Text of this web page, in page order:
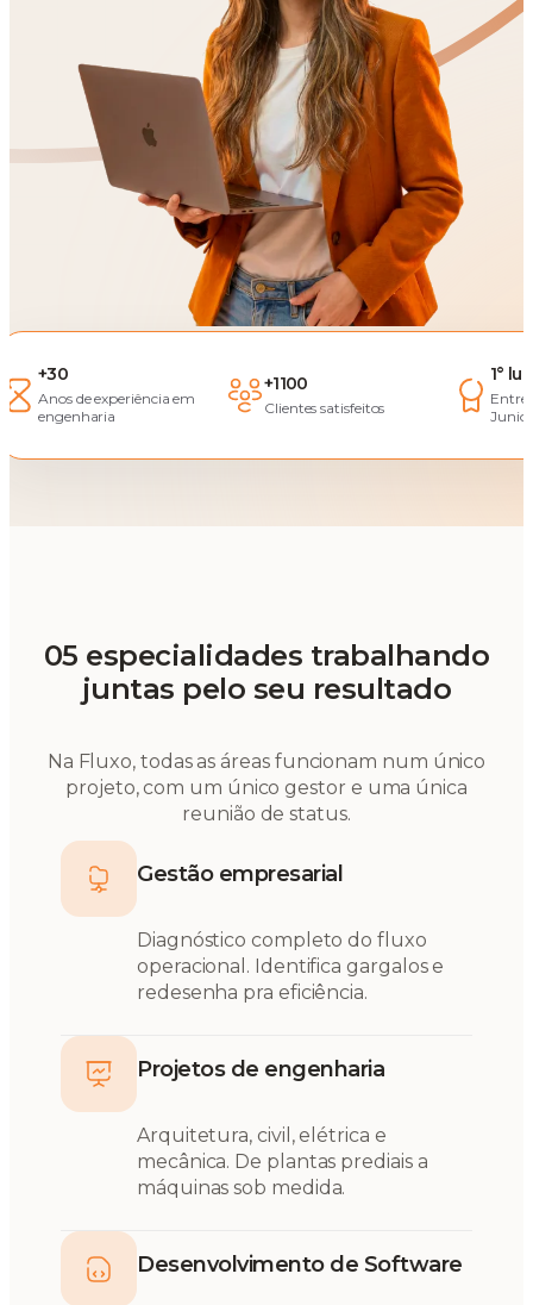
+30
Anos de experiência em
engenharia
+1100
Clientes satisfeitos
1°
Entre
05 especialidades trabalhando
juntas pelo seu resultado
Na Fluxo, todas as áreas funcionam num único
projeto, com um único gestor e uma única
reunião de status.
Gestão empresarial
Diagnóstico completo do fluxo
operacional. Identifica gargalos e
redesenha pra eficiência.
Projetos de engenharia
Arquitetura, civil, elétrica e
mecânica. De plantas prediais a
máquinas sob medida.
Desenvolvimento de Software